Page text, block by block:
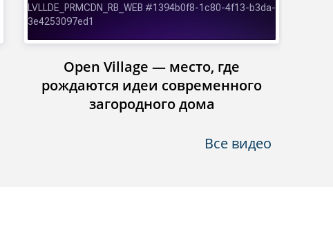
Open Village — место, где
рождаются идеи современного
загородного дома
Все видео